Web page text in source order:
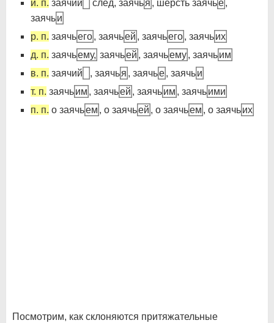
и. п. заячий след, заячья , шерсть заячье,
заячьи
р. п. заячьего, заячьей , заячьего, заячьих
д. п. заячьему, заячьей , заячьему, заячьим
в. п. заячий , заячья , заячье, заячьи
т. п. заячьим , заячьей , заячьим , заячьими
п. п. о заячьем , о заячьей , о заячьем , о заячьих
Посмотрим, как склоняются притяжательные